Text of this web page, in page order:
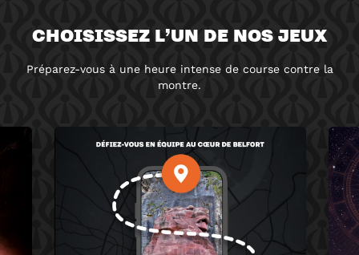
CHOISISSEZ L’UN DE NOS JEUX
Préparez-vous à une heure intense de course contre la
montre.